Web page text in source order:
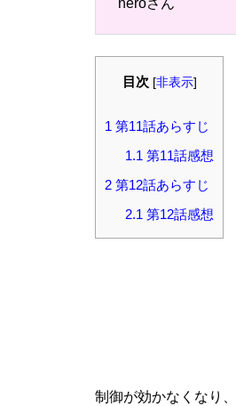
neroさん
目次 [非表示]
1 第11話あらすじ
1.1 第11話感想
2 第12話あらすじ
2.1 第12話感想
制御が効かなくなり